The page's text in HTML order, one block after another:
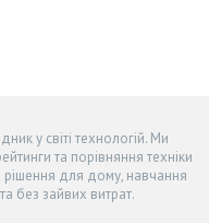
у світі технологій. Ми
та порівняння техніки
для дому, навчання
без зайвих витрат.